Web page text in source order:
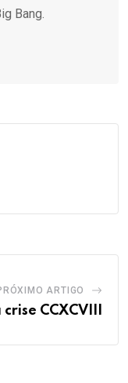
Bang.
ARTIGO
CCXCVIII